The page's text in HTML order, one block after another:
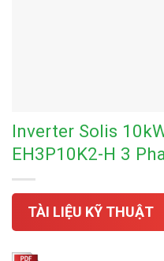
Inverter Solis
EH3P10K2-H 3
TÀI LIỆU KỸ THUẬT